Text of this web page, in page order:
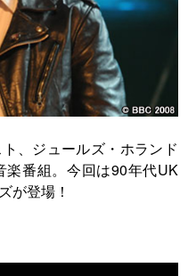
、ジュールズ・ホランド
楽番組。今回は90年代UK
が登場！